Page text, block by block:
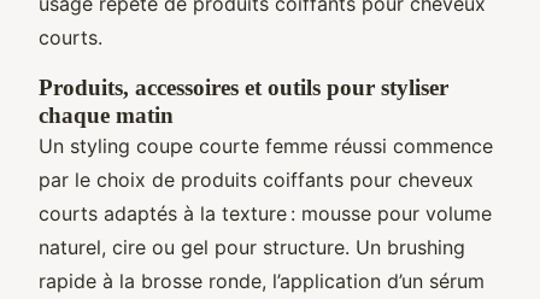
courts.
Produits, accessoires et outils pour styliser
chaque matin
Un styling coupe courte femme réussi commence
par le choix de produits coiffants pour cheveux
courts adaptés à la texture : mousse pour volume
naturel, cire ou gel pour structure. Un brushing
rapide à la brosse ronde, l’application d’un sérum